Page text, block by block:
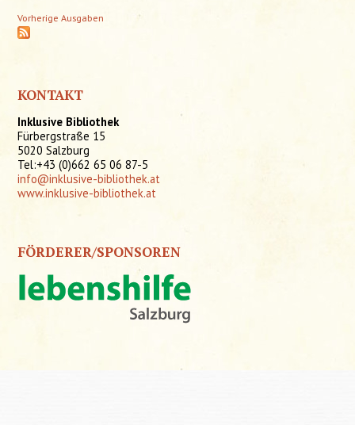
Vorherige Ausgaben
KONTAKT
Inklusive Bibliothek
Fürbergstraße 15
5020 Salzburg
Tel:+43 (0)662 65 06 87-5
info@inklusive-bibliothek.at
www.inklusive-bibliothek.at
FÖRDERER/SPONSOREN